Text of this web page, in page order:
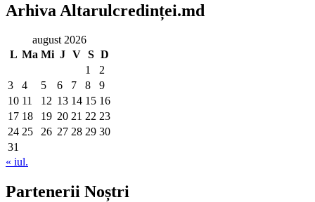
Arhiva Altarulcredinței.md
august 2026
L Ma Mi J V S D
1
2
3
4 5 6 7 8
9
10 11 12 13 14 15 16
17 18 19 20 21 22 23
24 25 26 27 28 29 30
31
« iul.
Partenerii Noștri